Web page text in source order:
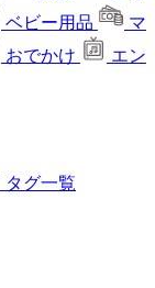
ベビー用品
マ
おでかけ
エン
タグ一覧